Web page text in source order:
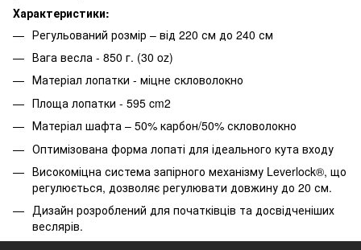
Характеристики:
Регульований розмір – від 220 см до 240 см
Вага весла - 850 г. (30 oz)
Матеріал лопатки - міцне скловолокно
Площа лопатки - 595 cm2
Матеріал шафта – 50% карбон/50% скловолокно
Оптимізована форма лопаті для ідеального кута входу
Високоміцна система запірного механізму Leverlock®, що
регулюється, дозволяє регулювати довжину до 20 см.
Дизайн розроблений для початківців та досвідченіших
веслярів.